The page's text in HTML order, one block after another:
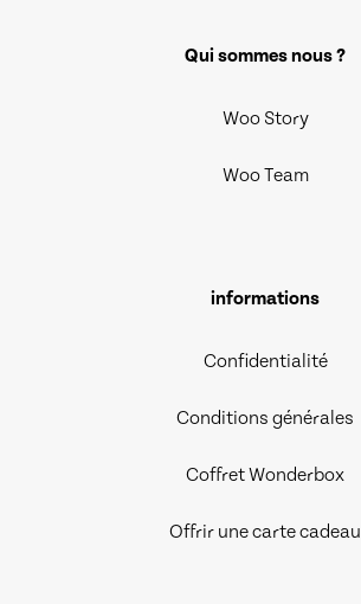
Qui sommes nous ?
Woo Story
Woo Team
informations
Confidentialité
Conditions générales
Coffret Wonderbox
Offrir une carte cadeau